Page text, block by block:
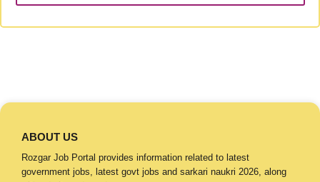
ABOUT US
Rozgar Job Portal provides information related to latest
government jobs, latest govt jobs and sarkari naukri 2026, along